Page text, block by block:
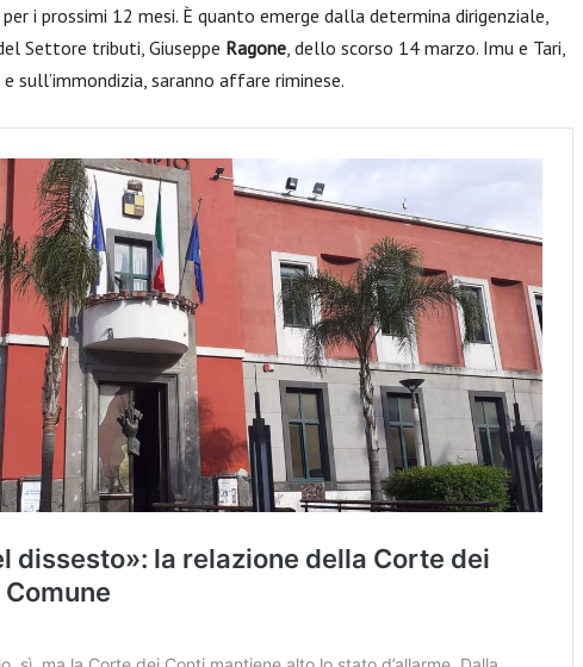
i prossimi 12 mesi. È quanto emerge dalla determina dirigenziale,
Settore tributi, Giuseppe Ragone, dello scorso 14 marzo. Imu e Tari,
sull’immondizia, saranno affare riminese.